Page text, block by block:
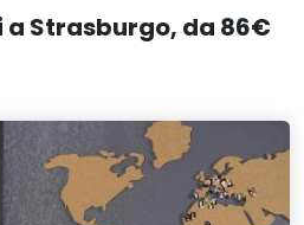
Strasburgo, da 86€